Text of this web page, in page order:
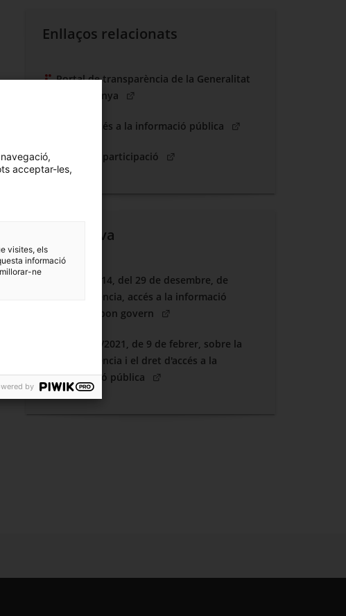
Enllaços relacionats
Portal de transparència de la Generalitat
de Catalunya
(Obre en una nova finestra)
Dret d'accés a la informació pública (Obre en una nova
Portal de participació (Obre en una nova finestra)
Normativa
Llei 19/2014, del 29 de desembre, de
transparència, accés a la informació
pública i bon govern
(Obre en una nova finestra)
DECRET 8/2021, de 9 de febrer, sobre la
transparència i el dret d'accés a la
informació pública
(Obre en una nova finestra)
acceptar-les,
visites, els
informació
ne
by